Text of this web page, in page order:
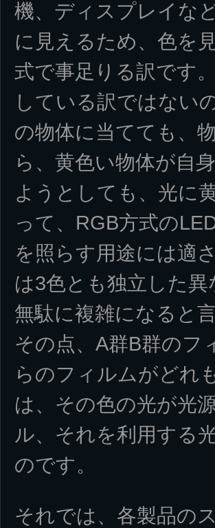
機、ディスプレイな
に見えるため、色を
式で事足りる訳です
している訳ではない
の物体に当てても、
ら、黄色い物体が自
ようとしても、光に
って、RGB方式の
を照らす用途には適
は3色とも独立した
無駄に複雑になると
その点、A群B群のフ
らのフィルムがどれ
は、その色の光が光
ル、それを利用する
のです。
それでは、各製品の